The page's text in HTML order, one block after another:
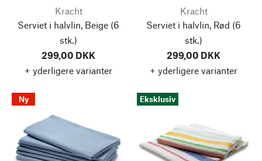
Kracht
Serviet i halvlin, Beige (6
stk.)
299,00 DKK
+ yderligere varianter
Kracht
Serviet i halvlin, Rød (6
stk.)
299,00 DKK
+ yderligere varianter
Ny Eksklusiv